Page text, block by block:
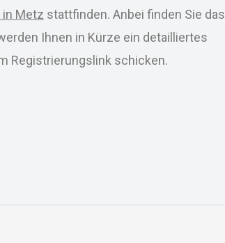
in Metz stattfinden. Anbei finden Sie das
Ihnen in Kürze ein detailliertes
Registrierungslink schicken.